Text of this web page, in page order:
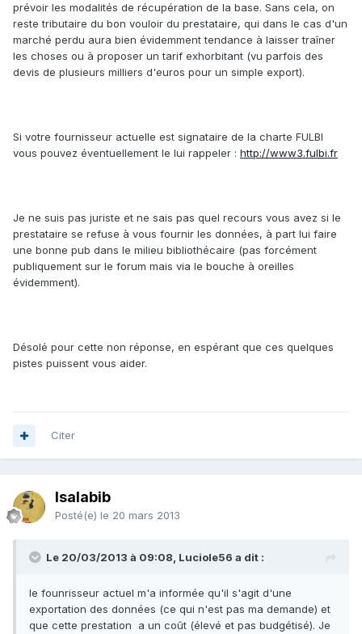
prévoir les modalités de récupération de la base. Sans cela, on
reste tributaire du bon vouloir du prestataire, qui dans le cas d'un
marché perdu aura bien évidemment tendance à laisser traîner
les choses ou à proposer un tarif exhorbitant (vu parfois des
devis de plusieurs milliers d'euros pour un simple export).
Si votre fournisseur actuelle est signataire de la charte FULBI
vous pouvez éventuellement le lui rappeler : http://www3.fulbi.fr
Je ne suis pas juriste et ne sais pas quel recours vous avez si le
prestataire se refuse à vous fournir les données, à part lui faire
une bonne pub dans le milieu bibliothécaire (pas forcément
publiquement sur le forum mais via le bouche à oreilles
évidemment).
Désolé pour cette non réponse, en espérant que ces quelques
pistes puissent vous aider.
Citer
Isalabib
Posté(e) le 20 mars 2013
Le 20/03/2013 à 09:08, Luciole56 a dit :
le founrisseur actuel m'a informée qu'il s'agit d'une
exportation des données (ce qui n'est pas ma demande) et
que cette prestation a un coût (élevé et pas budgétisé). Je